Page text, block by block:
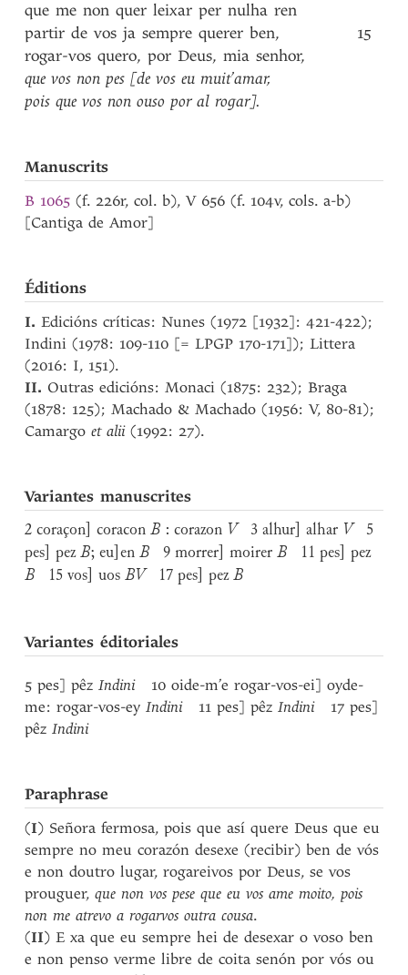
que me non quer leixar per nulha ren
partir de vos ja sempre querer ben,
rogar-vos quero, por Deus, mia senhor,
que vos non pes [de vos eu muit’amar,
pois que vos non ouso por al rogar].
15
Manuscrits
B 1065 (f. 226r, col. b), V 656 (f. 104v, cols. a-b)
[Cantiga de Amor]
Éditions
I.Edicións críticas: Nunes (1972 [1932]: 421-422);
Indini (1978: 109-110 [= LPGP 170-171]); Littera
(2016: I, 151).
II. Outras edicións: Monaci (1875: 232); Braga
(1878: 125); Machado & Machado (1956: V, 80-81);
Camargoet alii(1992: 27).
Variantes manuscrites
2 coraçon] coraconB : corazon V 3 alhur] alhar V 5
pes] pezB; eu]enB 9 morrer] moirerB 11 pes] pez
B 15 vos] uosBV 17 pes] pezB
Variantes éditoriales
5 pes] pêzIndini10 oide-m’e rogar-vos-ei] oyde-
me: rogar-vos-eyIndini11 pes] pêzIndini17 pes]
pêzIndini
Paraphrase
(I) Señora fermosa, pois que así quere Deus que eu
sempre no meu corazón desexe (recibir) ben de vós
e non doutro lugar, rogareivos por Deus, se vos
prouguer,que non vos pese que eu vos ame moito, pois
non me atrevo a rogarvos outra cousa.
(II) E xa que eu sempre hei de desexar o voso ben
e non penso verme libre de coita senón por vós ou